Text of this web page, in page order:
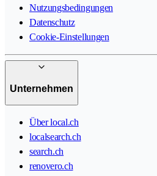
Nutzungsbedingungen
Datenschutz
Cookie-Einstellungen
Unternehmen
Über local.ch
localsearch.ch
search.ch
renovero.ch